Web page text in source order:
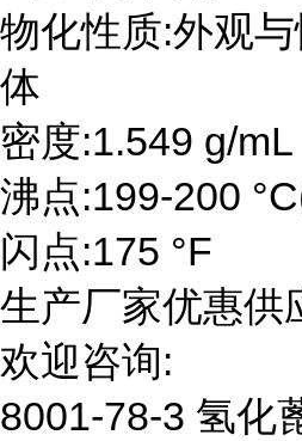
物化性质:外观
体
密度:1.549 g/
沸点:199-200
闪点:175 °F
生产厂家优惠供
欢迎咨询:
8001-78-3 氢化